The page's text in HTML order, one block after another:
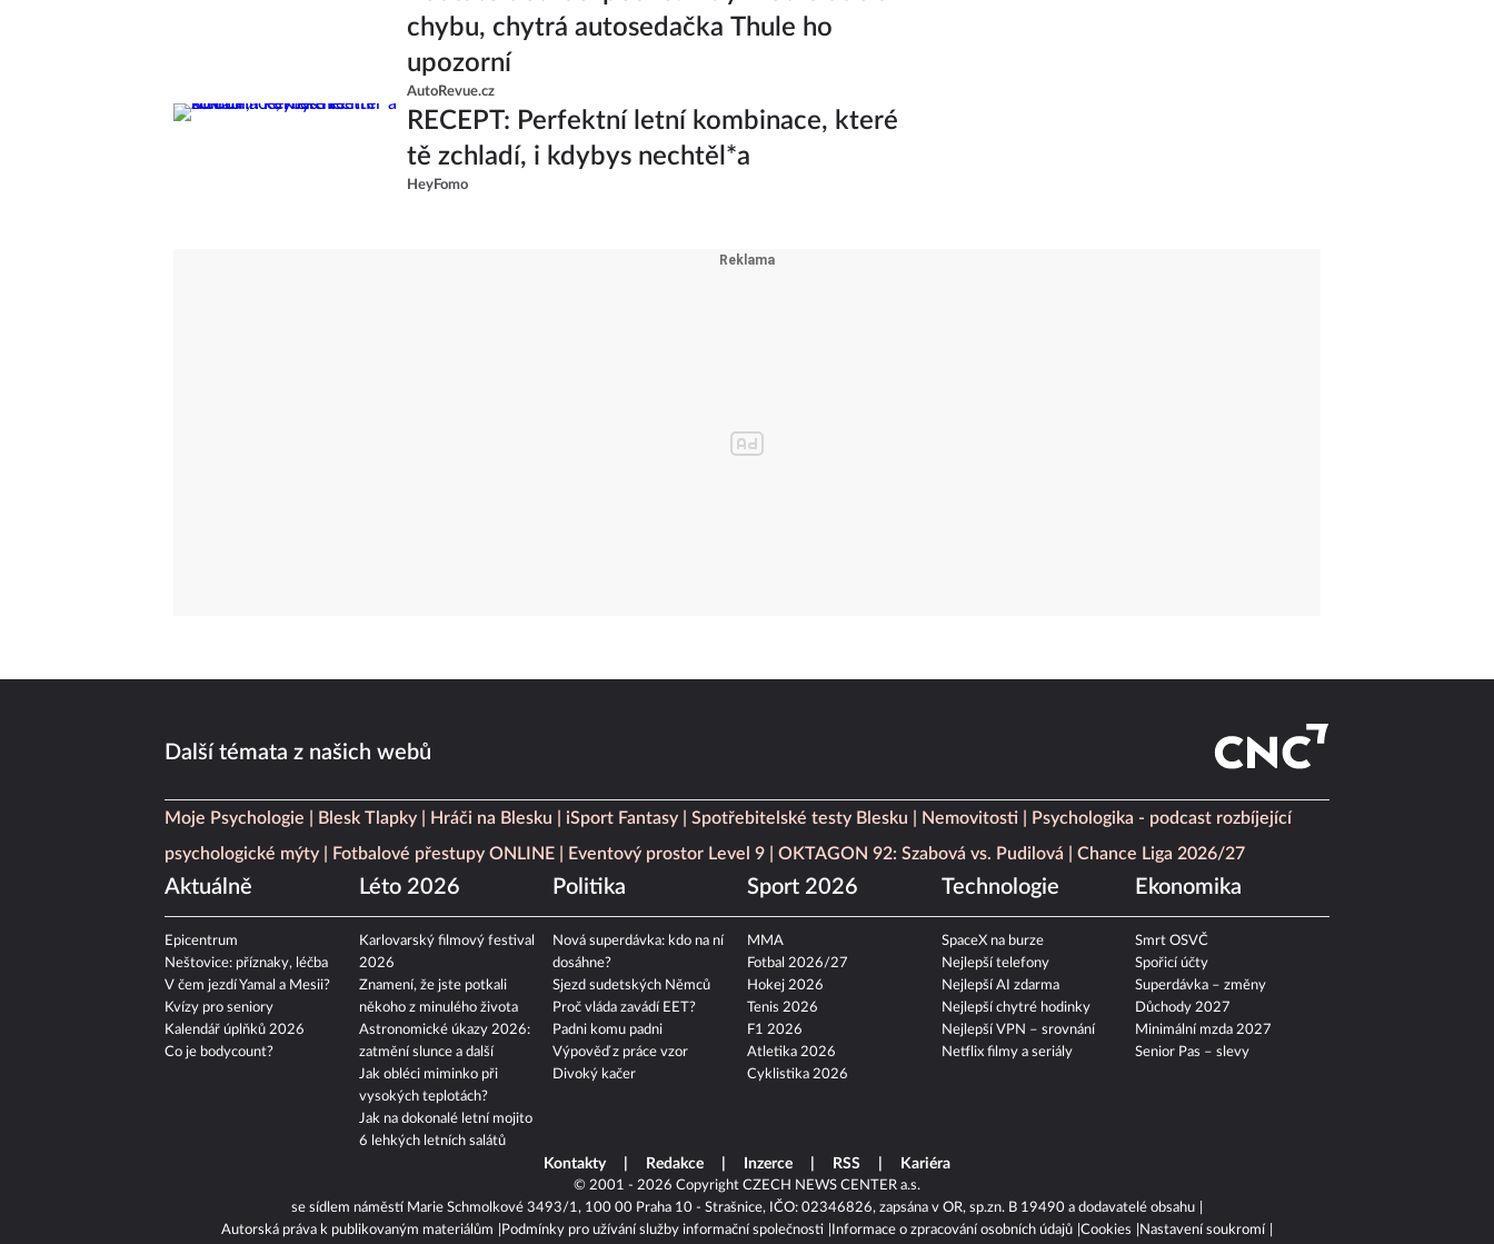
chybu, chytrá autosedačka Thule ho
upozorní
AutoRevue.cz
RECEPT: Perfektní letní kombinace, které
tě zchladí, i kdybys nechtěl*a
HeyFomo
Další témata z našich webů
Moje Psychologie Blesk Tlapky Hráči na Blesku iSport Fantasy Spotřebitelské testy Blesku Nemovitosti
Psychologika - podcast rozbíjející
psychologické mýty
Fotbalové přestupy ONLINE Eventový prostor Level 9 OKTAGON 92: Szabová vs. Pudilová Chance Liga 2026/27
Aktuálně
Epicentrum
Neštovice: příznaky, léčba
V čem jezdí Yamal a Mesii?
Kvízy pro seniory
Kalendář úplňků 2026
Co je bodycount?
Léto 2026
Karlovarský filmový festival
2026
Znamení, že jste potkali
někoho z minulého života
Astronomické úkazy 2026:
zatmění slunce a další
Jak obléci miminko při
vysokých teplotách?
Jak na dokonalé letní mojito
6 lehkých letních salátů
Politika
Nová superdávka: kdo na ní
dosáhne?
Sjezd sudetských Němců
Proč vláda zavádí EET?
Padni komu padni
Výpověď z práce vzor
Divoký kačer
Sport 2026
MMA
Fotbal 2026/27
Hokej 2026
Tenis 2026
F1 2026
Atletika 2026
Cyklistika 2026
Technologie
SpaceX na burze
Nejlepší telefony
Nejlepší AI zdarma
Nejlepší chytré hodinky
Nejlepší VPN – srovnání
Netflix filmy a seriály
Ekonomika
Smrt OSVČ
Spořicí účty
Superdávka – změny
Důchody 2027
Minimální mzda 2027
Senior Pas – slevy
Kontakty Redakce Inzerce RSS Kariéra
© 2001 - 2026 Copyright CZECH NEWS CENTER a.s.
se sídlem náměstí Marie Schmolkové 3493/1, 100 00 Praha 10 - Strašnice, IČO: 02346826, zapsána v OR, sp.zn. B 19490 a dodavatelé obsahu
Autorská práva k publikovaným materiálům
Podmínky pro užívání služby informační společnosti Informace o zpracování osobních údajů Cookies Nastavení soukromí